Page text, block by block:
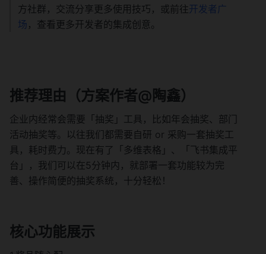
方社群，交流分享更多使用技巧，或前往开发者广
场 ，查看更多开发者的集成创意。
推荐理由（方案作者@陶鑫）
企业内经常会需要「抽奖」工具，比如年会抽奖、部门
活动抽奖等。以往我们都需要自研 or 采购一套抽奖工
具，耗时费力。现在有了「多维表格」、「飞书集成平
台」，我们可以在5分钟内，就部署一套功能较为完
善、操作简便的抽奖系统，十分轻松！
核心功能展示